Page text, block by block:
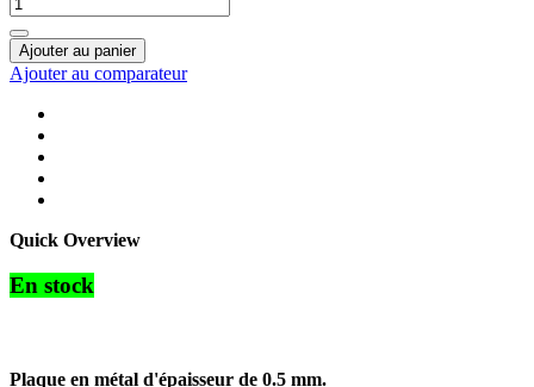
Ajouter au panier
Ajouter au comparateur
Quick Overview
En stock
Plaque en métal d'épaisseur de 0.5 mm.